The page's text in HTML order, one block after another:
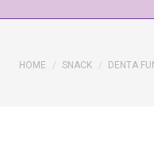
HOME SNACK DENTA